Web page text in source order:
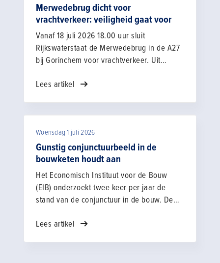
randvoorwaarde zijn in geld, zodat de markt
en Rijkswaterstaat het samen goed kunnen
doen".
Merwedebrug dicht voor
vrachtverkeer: veiligheid gaat voor
Vanaf 18 juli 2026 18.00 uur sluit
Rijkswaterstaat de Merwedebrug in de A27
bij Gorinchem voor vrachtverkeer. Uit
de brug slechter is dan verwacht. We
van alle weggebruikers staat voorop.
Lees artikel
Woensdag 1 juli 2026
Gunstig conjunctuurbeeld in de
bouwketen houdt aan
Het Economisch Instituut voor de Bouw
(EIB) onderzoekt twee keer per jaar de
stand van de conjunctuur in de bouw. De
blijven gunstig. De werkvoorraad nam in
Lees artikel